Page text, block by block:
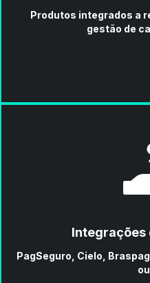
Produtos integrados a
gestão de
Integrações
PagSeguro, Cielo,